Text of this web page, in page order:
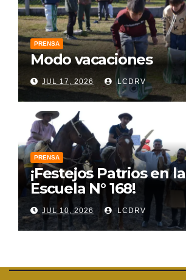
PRENSA
Modo vacaciones
JUL 17, 2026 LCDRV
PRENSA
¡Festejos Patrios en la
Escuela N° 168!
JUL 10, 2026 LCDRV